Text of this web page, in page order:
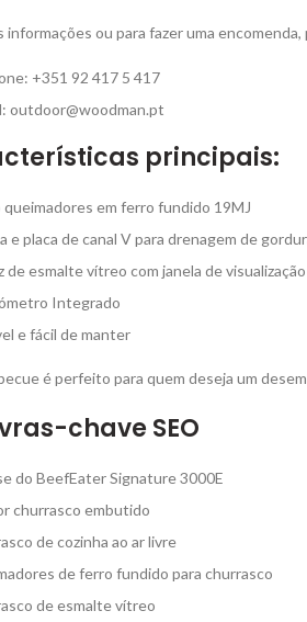
informações ou para fazer uma
+351 92 417 5 417
outdoor@woodman.pt
principais:
queimadores em ferro fundido 19MJ
e placa de canal V para drenagem de
de esmalte vítreo com janela de visualização
Integrado
e fácil de manter
é perfeito para quem deseja um
chave SEO
do BeefEater Signature 3000E
churrasco embutido
de cozinha ao ar livre
de ferro fundido para churrasco
de esmalte vítreo